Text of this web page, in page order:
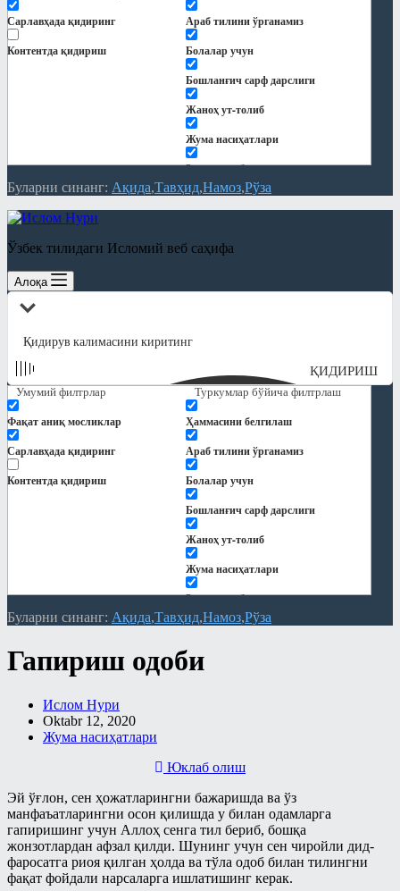
Сарлавҳада қидиринг
Контентда қидириш
Араб тилини ўрганамиз
Болалар учун
Бошланғич сарф дарслиги
Жаноҳ ут-толиб
Жума насиҳатлари
Закот китоби
Китоблар
Қуръон тафсири
Ақида
Замонавий мавзулар
Намоз
Никоҳ ва оила
Панд-насиҳат
Рамазонга ҳозирдан тайёрланайлик
Рўза
Сийрат ва тарих
Тарбия
Турли мавзулар
Фиқҳий масалалар
шерикликлар ҳамда ижора китоби
Намоз китоби
Никоҳ китоби
Буларни синанг: Ақида Тавҳид Намоз Рўза
Ўзбек тилидаги Исломий веб саҳифа
Алоқа
ҚИДИРИШ
Умумий филтрлар
Фақат аниқ мосликлар
Сарлавҳада қидиринг
Контентда қидириш
Туркумлар бўйича филтрлаш
Ҳаммасини белгилаш
Араб тилини ўрганамиз
Болалар учун
Бошланғич сарф дарслиги
Жаноҳ ут-толиб
Жума насиҳатлари
Закот китоби
Китоблар
Кундалик дарслар
Ақида
Замонавий мавзулар
Намоз
Никоҳ ва оила
Буларни синанг: Ақида Тавҳид Намоз Рўза
Гапириш одоби
Ислом Нури
Oktabr 12, 2020
Жума насиҳатлари
Юклаб олиш
Эй ўғлон, сен ҳожатларингни бажаришда ва ўз
манфаъатларингни осон қилишда у билан одамларга
гапиришинг учун Аллоҳ сенга тил бериб, бошқа
жонзотлардан афзал қилди. Шунинг учун сен чиройли дид-
фаросатга риоя қилган ҳолда ва тўла одоб билан тилингни
фақат фойдали нарсаларга ишлатишинг керак.